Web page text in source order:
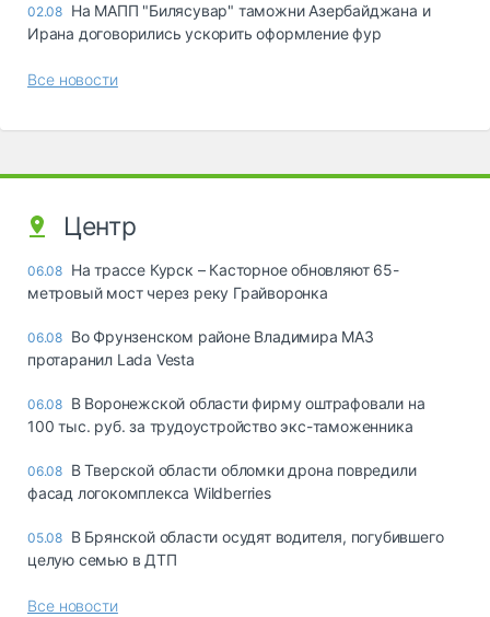
02.08 На МАПП "Билясувар" таможни Азербайджана и
Ирана договорились ускорить оформление фур
Все новости
Центр
06.08 На трассе Курск – Касторное обновляют 65-
метровый мост через реку Грайворонка
06.08 Во Фрунзенском районе Владимира МАЗ
протаранил Lada Vesta
06.08 В Воронежской области фирму оштрафовали на
100 тыс. руб. за трудоустройство экс-таможенника
06.08 В Тверской области обломки дрона повредили
фасад логокомплекса Wildberries
05.08 В Брянской области осудят водителя, погубившего
целую семью в ДТП
Все новости